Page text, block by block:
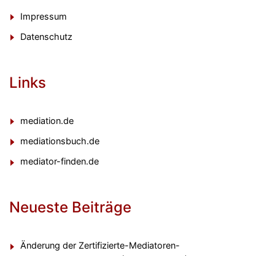
Impressum
Datenschutz
Links
mediation.de
mediationsbuch.de
mediator-finden.de
Neueste Beiträge
Änderung der Zertifizierte-Mediatoren-